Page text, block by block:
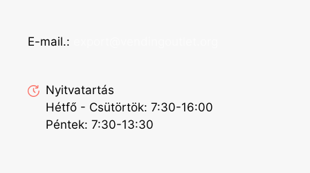
E-mail.:
Nyitvatartás
Hétfő - Csütörtök: 7:30-16:00
Péntek: 7:30-13:30